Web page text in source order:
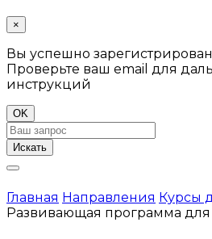
×
Вы успешно
Проверьте ваш email для
инструкций
OK
Искать
Главная Направления Курсы
Развивающая программа для